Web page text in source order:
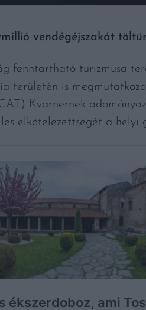
vendégéjszakát
fenntartható turizmusa
területén is
Kvarnernek
elkötelezettségét a helyi